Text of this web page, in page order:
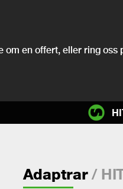
om en offert, eller ring oss
Adaptrar/